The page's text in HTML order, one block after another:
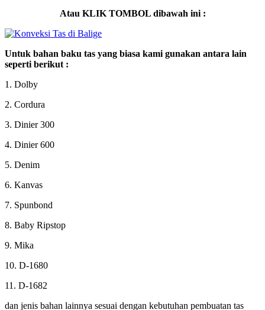
Atau KLIK TOMBOL dibawah ini :
Untuk bahan baku tas yang biasa kami gunakan antara lain
seperti berikut :
1. Dolby
2. Cordura
3. Dinier 300
4. Dinier 600
5. Denim
6. Kanvas
7. Spunbond
8. Baby Ripstop
9. Mika
10. D-1680
11. D-1682
dan jenis bahan lainnya sesuai dengan kebutuhan pembuatan tas